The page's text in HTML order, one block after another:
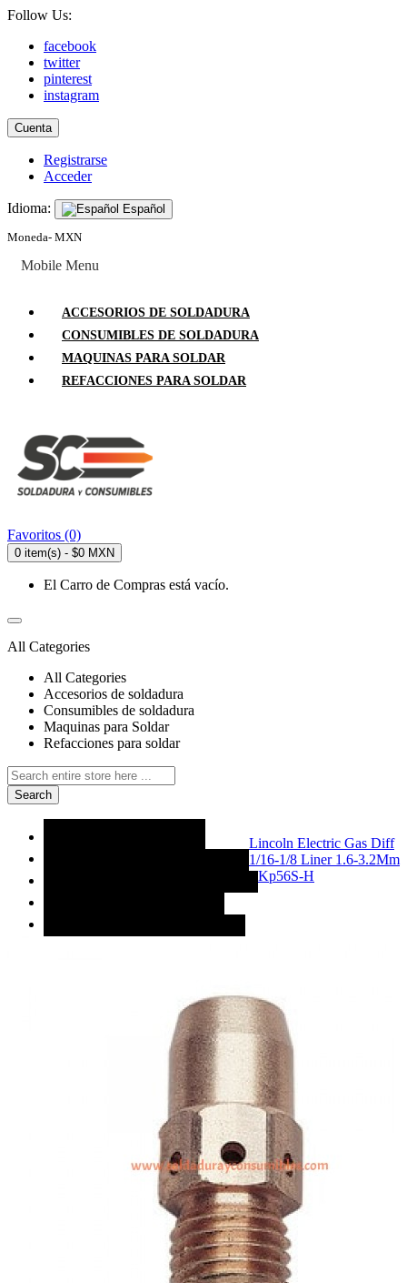
Follow Us:
facebook
twitter
pinterest
instagram
Cuenta
Registrarse
Acceder
Idioma: Español
Moneda- MXN
Mobile Menu
ACCESORIOS DE SOLDADURA
CONSUMIBLES DE SOLDADURA
MAQUINAS PARA SOLDAR
REFACCIONES PARA SOLDAR
Favoritos (0)
0 item(s) - $0 MXN
El Carro de Compras está vacío.
All Categories
All Categories
Accesorios de soldadura
Consumibles de soldadura
Maquinas para Soldar
Refacciones para soldar
Search
Lincoln Electric Gas Diff
1/16-1/8 Liner 1.6-3.2Mm
Kp56S-H